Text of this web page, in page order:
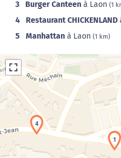
3 Burger Canteen à Laon (1
4 Restaurant CHICKENLAND
5 Manhattan à Laon (1 km)
Chargement de1
4